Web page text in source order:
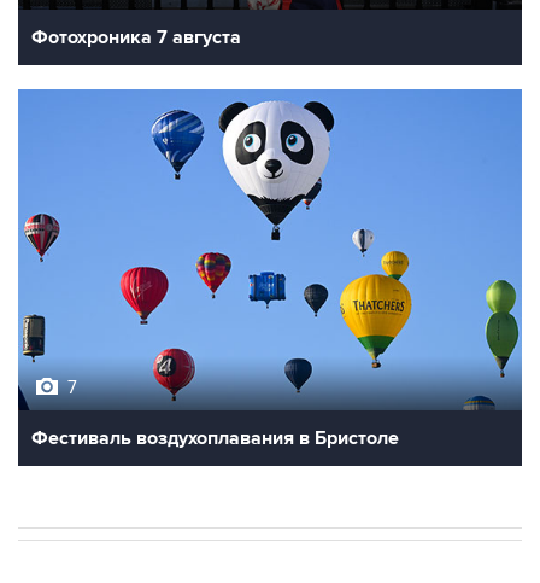
Фестиваль воздухоплавания в Бристоле